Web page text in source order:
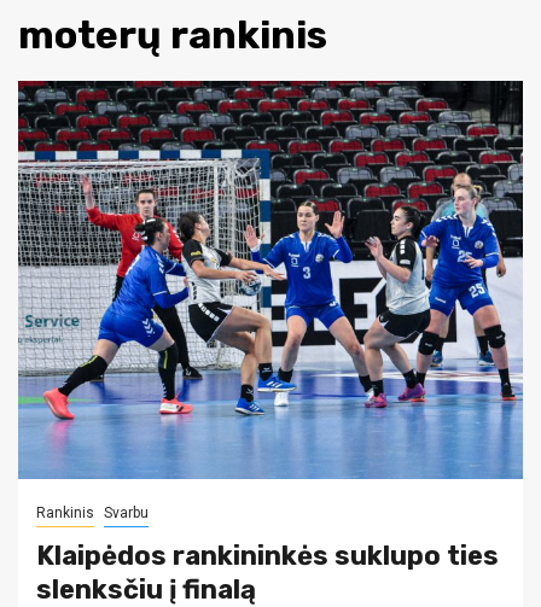
moterų rankinis
Rankinis Svarbu
Klaipėdos rankininkės suklupo ties
slenksčiu į finalą